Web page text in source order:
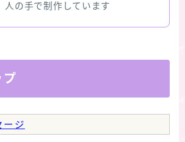
人の手で制作しています
プ
ージ